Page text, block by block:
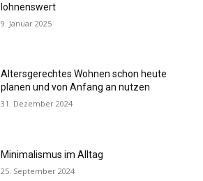
lohnenswert
9. Januar 2025
Altersgerechtes Wohnen schon heute
planen und von Anfang an nutzen
31. Dezember 2024
Minimalismus im Alltag
25. September 2024